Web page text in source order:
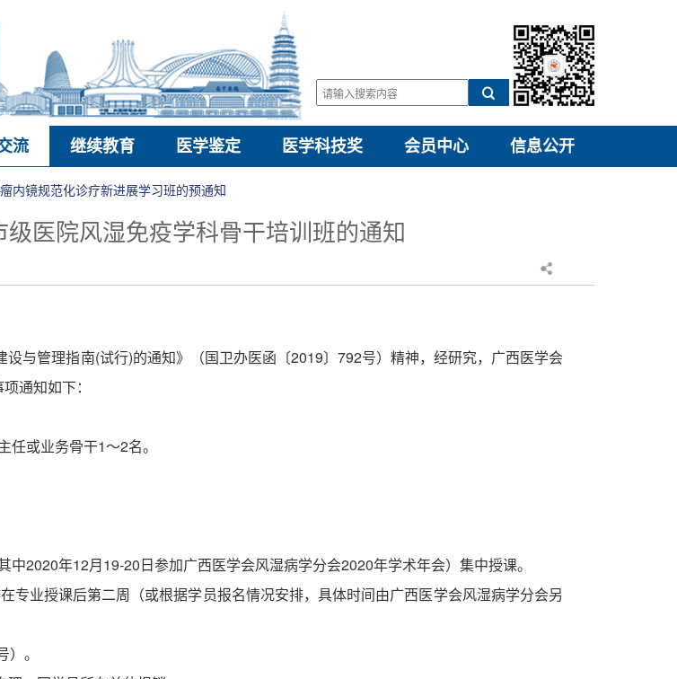
流 继续教育 医学鉴定 医学科技奖 会员中心 信息公开
内镜规范化诊疗新进展学习班的预通知
医院风湿免疫学科骨干培训班的通知
设与管理指南(试行)的通知》 （国卫办医函〔2019〕792号）精神，经研究，广西医学会
通知如下：
或业务骨干1～2名。
中2020年12月19-20日参加广西医学会风湿病学分会2020年学术年会）集中授课。
专业授课后第二周（或根据学员报名情况安排，具体时间由广西医学会风湿病学分会另
）。